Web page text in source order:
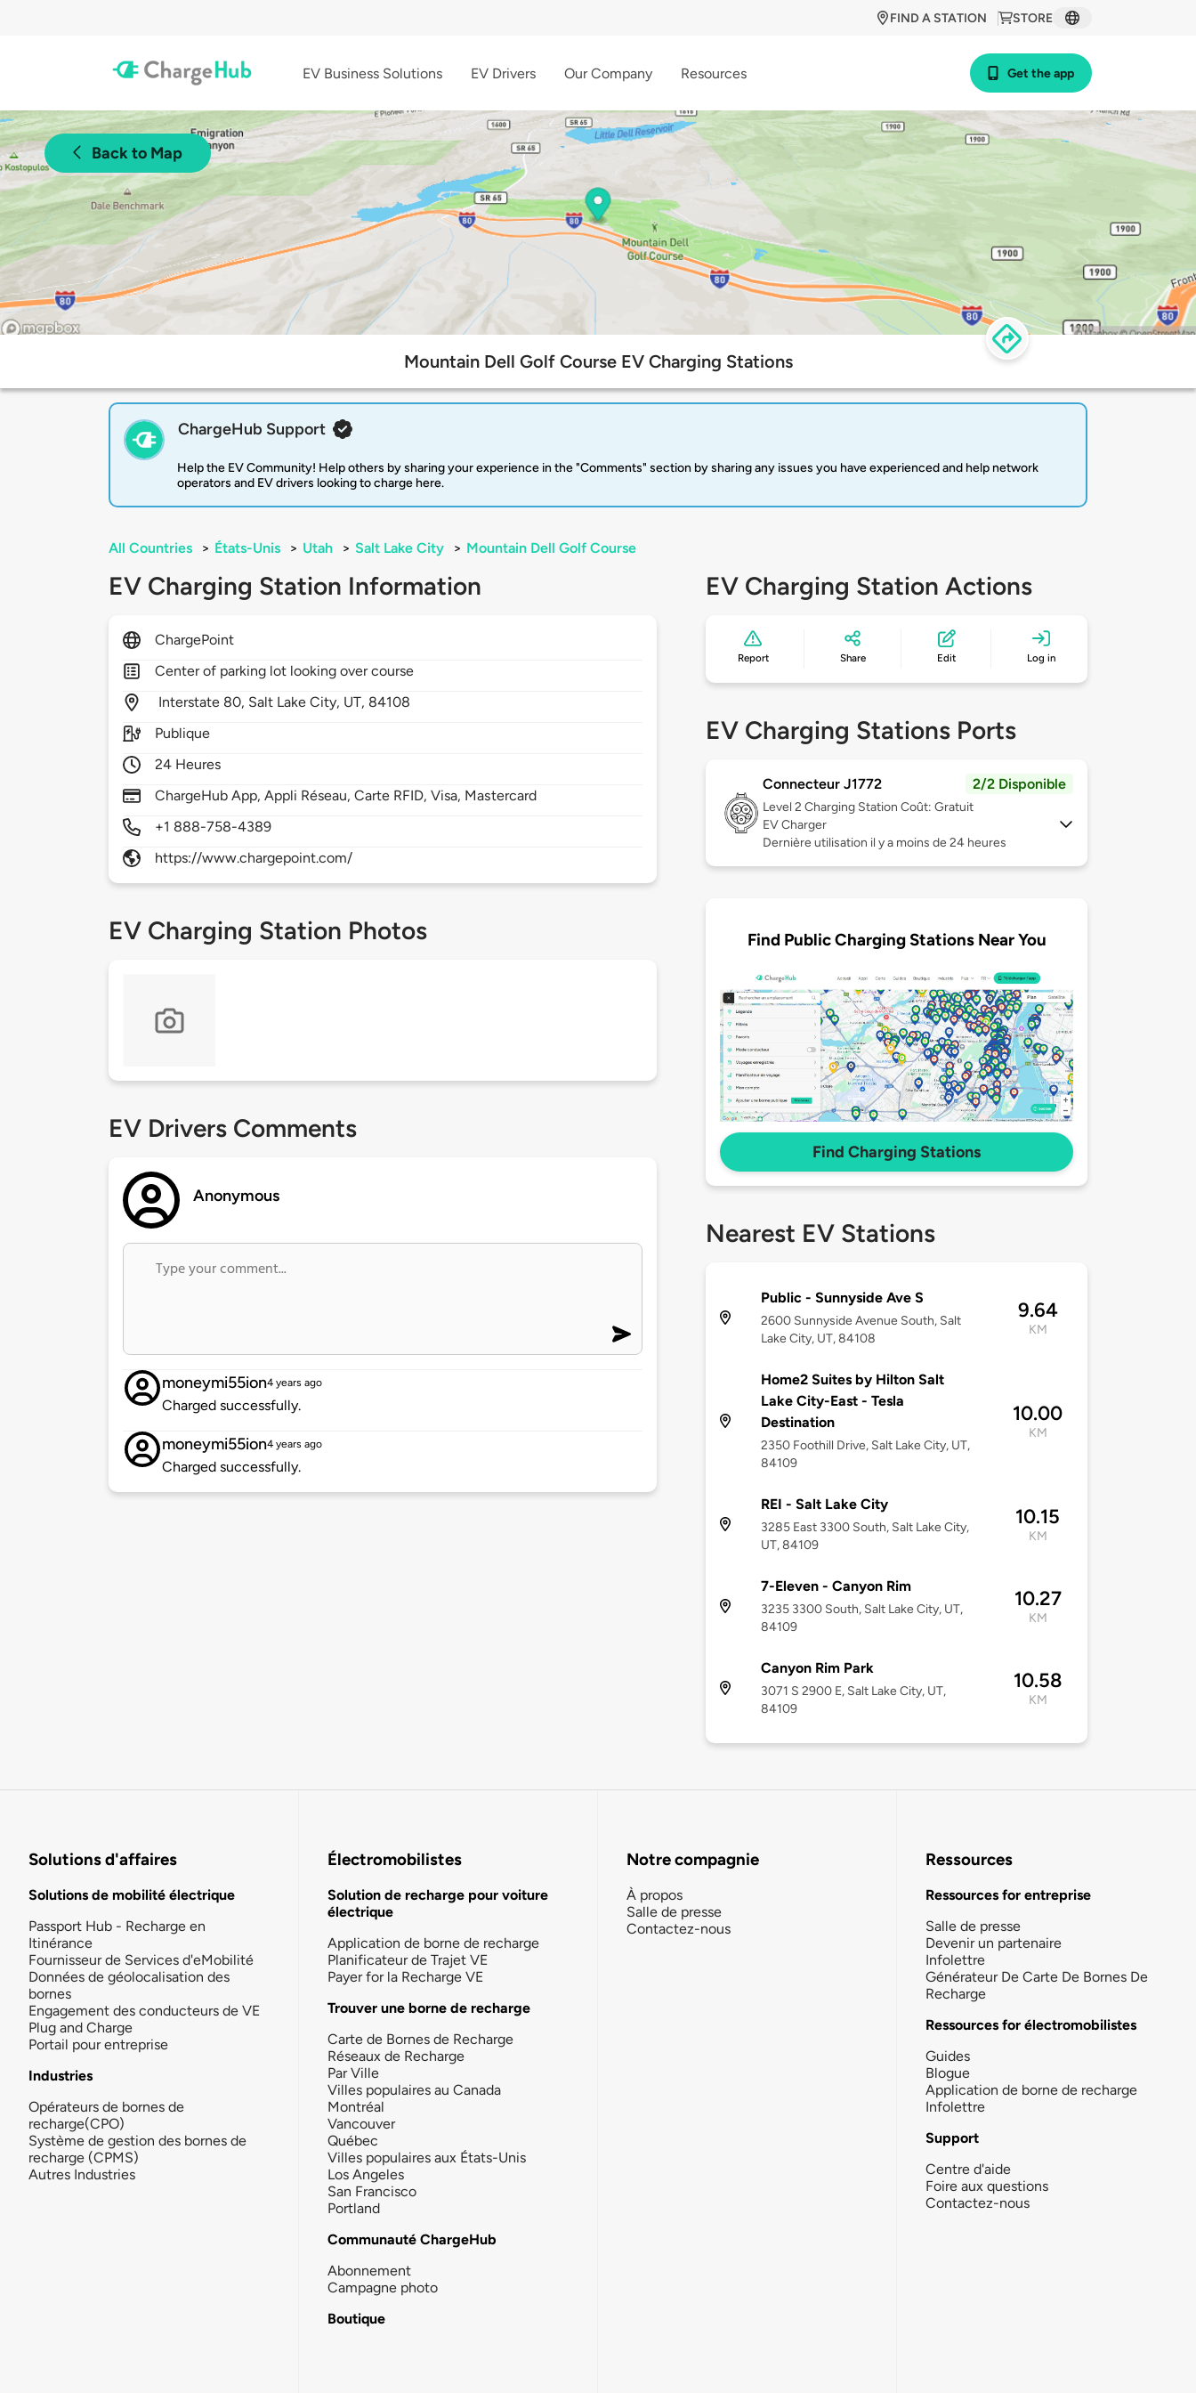
STORE
FIND A STATION
EV Business Solutions EV Drivers Our Company Resources Get the app
Back to Map
Mountain Dell Golf Course EV Charging Stations
ChargeHub Support
Help the EV Community! Help others by sharing your experience in the "Comments" section by sharing any issues you have experienced and help network
operators and EV drivers looking to charge here.
All Countries > États-Unis > Utah > Salt Lake City > Mountain Dell Golf Course
EV Charging Station Information
ChargePoint
Center of parking lot looking over course
Interstate 80, Salt Lake City, UT, 84108
Publique
24 Heures
ChargeHub App, Appli Réseau, Carte RFID, Visa, Mastercard
+1 888-758-4389
https://www.chargepoint.com/
EV Charging Station Photos
EV Drivers Comments
Anonymous
moneymi55ion4 years ago
Charged successfully.
moneymi55ion4 years ago
Charged successfully.
EV Charging Station Actions
Report Share Edit Log in
EV Charging Stations Ports
Connecteur J1772 2/2 Disponible
Level 2 Charging Station Coût: Gratuit
EV Charger
Dernière utilisation il y a moins de 24 heures
Find Public Charging Stations Near You
Find Charging Stations
Nearest EV Stations
Public - Sunnyside Ave S
2600 Sunnyside Avenue South, Salt
Lake City, UT, 84108
9.64
KM
Home2 Suites by Hilton Salt
Lake City-East - Tesla
Destination
2350 Foothill Drive, Salt Lake City, UT,
84109
10.00
KM
REI - Salt Lake City
3285 East 3300 South, Salt Lake City,
UT, 84109
10.15
KM
7-Eleven - Canyon Rim
3235 3300 South, Salt Lake City, UT,
84109
10.27
KM
Canyon Rim Park
3071 S 2900 E, Salt Lake City, UT,
84109
10.58
KM
Solutions d'affaires
Solutions de mobilité électrique
Passport Hub - Recharge en
Itinérance
Fournisseur de Services d'eMobilité
Données de géolocalisation des
bornes
Engagement des conducteurs de VE
Plug and Charge
Portail pour entreprise
Industries
Opérateurs de bornes de
recharge(CPO)
Système de gestion des bornes de
recharge (CPMS)
Autres Industries
Électromobilistes
Solution de recharge pour voiture
électrique
Application de borne de recharge
Planificateur de Trajet VE
Payer for la Recharge VE
Trouver une borne de recharge
Carte de Bornes de Recharge
Réseaux de Recharge
Par Ville
Villes populaires au Canada
Montréal
Vancouver
Québec
Villes populaires aux États-Unis
Los Angeles
San Francisco
Portland
Communauté ChargeHub
Abonnement
Campagne photo
Boutique
Notre compagnie
À propos
Salle de presse
Contactez-nous
Ressources
Ressources for entreprise
Salle de presse
Devenir un partenaire
Infolettre
Générateur De Carte De Bornes De
Recharge
Ressources for électromobilistes
Guides
Blogue
Application de borne de recharge
Infolettre
Support
Centre d'aide
Foire aux questions
Contactez-nous